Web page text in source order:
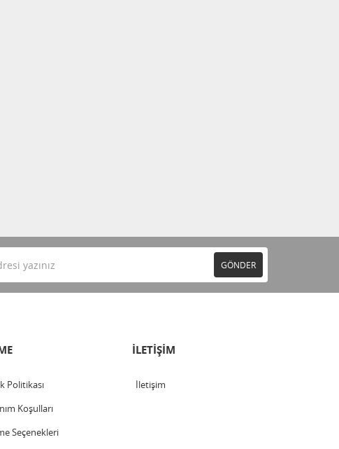
GÖNDER
Politikası
Koşulları
Seçenekleri
İLETİŞİM
İletişim